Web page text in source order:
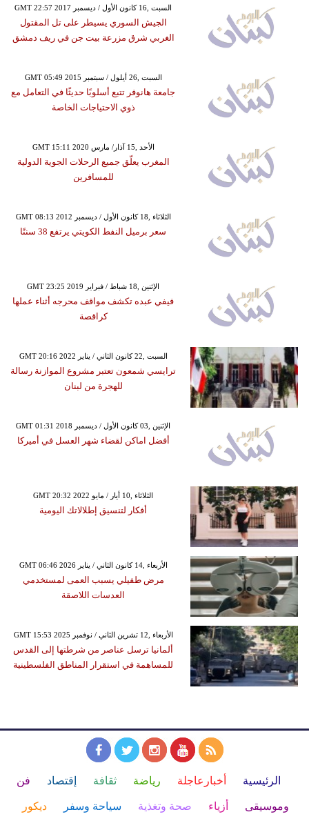
GMT 22:57 2017 السبت ,16 كانون الأول / ديسمبر
الجيش السوري يسيطر على تل المقتول
الغربي شرق مزرعة بيت جن في ريف دمشق
GMT 05:49 2015 السبت ,26 أيلول / سبتمبر
جامعة هانوفر تتبع أسلوبًا حديثًا في التعامل مع
ذوي الاحتياجات الخاصة
GMT 15:11 2020 الأحد ,15 آذار/ مارس
المغرب يعلّق جميع الرحلات الجوية الدولية
للمسافرين
GMT 08:13 2012 الثلاثاء ,18 كانون الأول / ديسمبر
سعر برميل النفط الكويتي يرتفع 38 سنتًا
GMT 23:25 2019 الإثنين ,18 شباط / فبراير
فيفي عبده تكشف مواقف محرجه أثناء عملها
كراقصة
GMT 20:16 2022 السبت ,22 كانون الثاني / يناير
ترايسي شمعون تعتبر مشروع الموازنة رسالة
للهجرة من لبنان
GMT 01:31 2018 الإثنين ,03 كانون الأول / ديسمبر
أفضل اماكن لقضاء شهر العسل في أميركا
GMT 20:32 2022 الثلاثاء ,10 أيار / مايو
أفكار لتنسيق إطلالاتك اليومية
GMT 06:46 2026 الأربعاء ,14 كانون الثاني / يناير
مرض طفيلي يسبب العمى لمستخدمي
العدسات اللاصقة
GMT 15:53 2025 الأربعاء ,12 تشرين الثاني / نوفمبر
ألمانيا ترسل عناصر من شرطتها إلى القدس
للمساهمة في استقرار المناطق الفلسطينية
الرئيسية أخبارعاجلة رياضة ثقافة إقتصاد فن
وموسيقى أزياء صحة وتغذية سياحة وسفر ديكور